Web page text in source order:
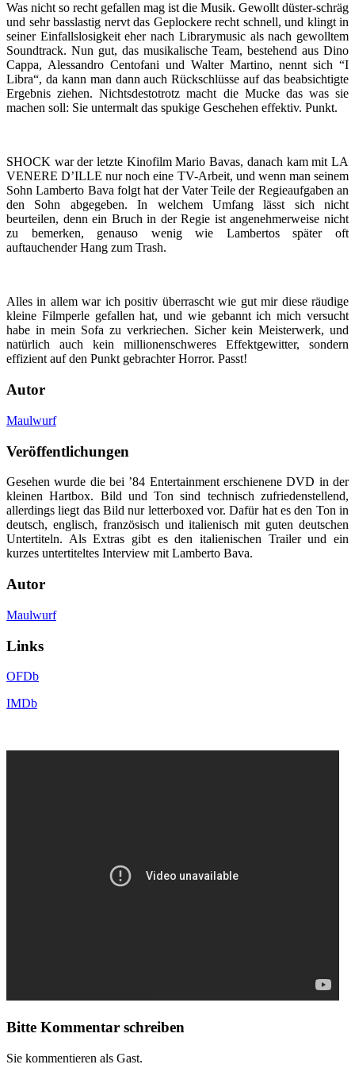
Was nicht so recht gefallen mag ist die Musik. Gewollt düster-schräg
und sehr basslastig nervt das Geplockere recht schnell, und klingt in
seiner Einfallslosigkeit eher nach Librarymusic als nach gewolltem
Soundtrack. Nun gut, das musikalische Team, bestehend aus Dino
Cappa, Alessandro Centofani und Walter Martino, nennt sich “I
Libra“, da kann man dann auch Rückschlüsse auf das beabsichtigte
Ergebnis ziehen. Nichtsdestotrotz macht die Mucke das was sie
machen soll: Sie untermalt das spukige Geschehen effektiv. Punkt.
SHOCK war der letzte Kinofilm Mario Bavas, danach kam mit LA
VENERE D’ILLE nur noch eine TV-Arbeit, und wenn man seinem
Sohn Lamberto Bava folgt hat der Vater Teile der Regieaufgaben an
den Sohn abgegeben. In welchem Umfang lässt sich nicht
beurteilen, denn ein Bruch in der Regie ist angenehmerweise nicht
zu bemerken, genauso wenig wie Lambertos später oft
auftauchender Hang zum Trash.
Alles in allem war ich positiv überrascht wie gut mir diese räudige
kleine Filmperle gefallen hat, und wie gebannt ich mich versucht
habe in mein Sofa zu verkriechen. Sicher kein Meisterwerk, und
natürlich auch kein millionenschweres Effektgewitter, sondern
effizient auf den Punkt gebrachter Horror. Passt!
Autor
Maulwurf
Veröffentlichungen
Gesehen wurde die bei ’84 Entertainment erschienene DVD in der
kleinen Hartbox. Bild und Ton sind technisch zufriedenstellend,
allerdings liegt das Bild nur letterboxed vor. Dafür hat es den Ton in
deutsch, englisch, französisch und italienisch mit guten deutschen
Untertiteln. Als Extras gibt es den italienischen Trailer und ein
kurzes untertiteltes Interview mit Lamberto Bava.
Autor
Maulwurf
Links
OFDb
IMDb
Bitte Kommentar schreiben
Sie kommentieren als Gast.